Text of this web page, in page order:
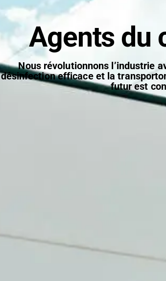
Agents du
Nous révolutionnons l’industrie
désinfection efficace et la
futur est